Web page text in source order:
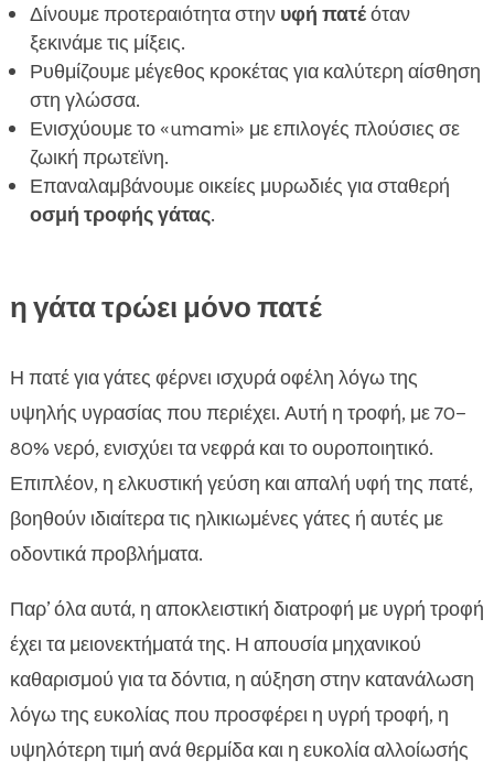
Δίνουμε προτεραιότητα στην υφή πατέόταν
ξεκινάμε τις μίξεις.
Ρυθμίζουμε μέγεθος κροκέτας για καλύτερη αίσθηση
στη γλώσσα.
Ενισχύουμε το «umami» με επιλογές πλούσιες σε
ζωική πρωτεϊνη.
Επαναλαμβάνουμε οικείες μυρωδιές για σταθερή
οσμή τροφής γάτας.
η γάτα τρώει μόνο πατέ
Η πατέ για γάτες φέρνει ισχυρά οφέλη λόγω της
υψηλής υγρασίας που περιέχει. Αυτή η τροφή, με 70–
80% νερό, ενισχύει τα νεφρά και το ουροποιητικό.
Επιπλέον, η ελκυστική γεύση και απαλή υφή της πατέ,
βοηθούν ιδιαίτερα τις ηλικιωμένες γάτες ή αυτές με
οδοντικά προβλήματα.
Παρ’ όλα αυτά, η αποκλειστική διατροφή με υγρή τροφή
έχει τα μειονεκτήματά της. Η απουσία μηχανικού
καθαρισμού για τα δόντια, η αύξηση στην κατανάλωση
λόγω της ευκολίας που προσφέρει η υγρή τροφή, η
υψηλότερη τιμή ανά θερμίδα και η ευκολία αλλοίωσής